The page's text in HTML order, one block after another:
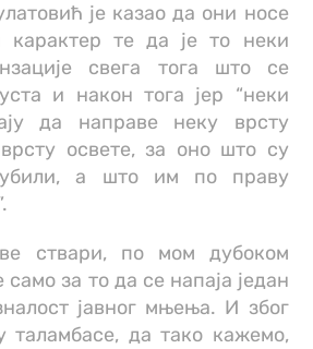
је казао да они носе
карактер те да је то неки
свега тога што се
и након тога јер “неки
да направе неку врсту
освете, за оно што су
а што им по праву
ствари, по мом дубоком
за то да се напаја један
јавног мњења. И због
таламбасе, да тако кажемо,